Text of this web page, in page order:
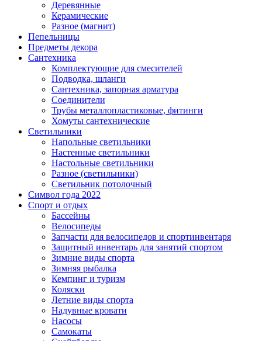
Деревянные
Керамические
Разное (магнит)
Пепельницы
Предметы декора
Сантехника
Комплектующие для смесителей
Подводка, шланги
Сантехника, запорная арматура
Соединители
Трубы металлопластиковые, фитинги
Хомуты сантехнические
Светильники
Напольные светильники
Настенные светильники
Настольные светильники
Разное (светильники)
Светильник потолочный
Символ года 2022
Спорт и отдых
Бассейны
Велосипеды
Запчасти для велосипедов и спортинвентаря
Защитный инвентарь для занятий спортом
Зимние виды спорта
Зимняя рыбалка
Кемпинг и туризм
Коляски
Летние виды спорта
Надувные кровати
Насосы
Самокаты